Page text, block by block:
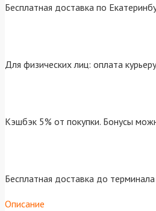
Бесплатная доставка по
Для физических лиц: оплата
Кэшбэк 5% от покупки. Бонусы
Бесплатная доставка до
Описание